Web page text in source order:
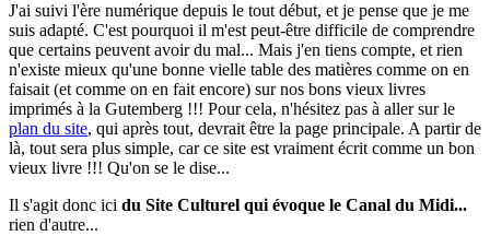
J'ai suivi l'ère numérique depuis le tout début, et je pense que je me
suis adapté. C'est pourquoi il m'est peut-être difficile de comprendre
que certains peuvent avoir du mal... Mais j'en tiens compte, et rien
n'existe mieux qu'une bonne vielle table des matières comme on en
faisait (et comme on en fait encore) sur nos bons vieux livres
imprimés à la Gutemberg !!! Pour cela, n'hésitez pas à aller sur le
plan du site, qui après tout, devrait être la page principale. A partir de
là, tout sera plus simple, car ce site est vraiment écrit comme un bon
vieux livre !!! Qu'on se le dise...
Il s'agit donc ici du Site Culturel qui évoque le Canal du Midi...
rien d'autre...